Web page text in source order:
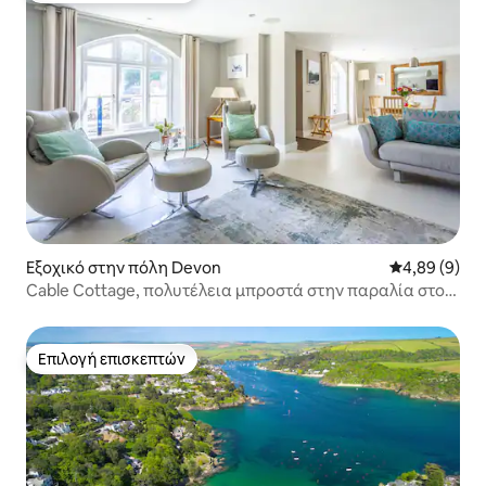
Εξοχικό στην πόλη Devon Μέση
4,89 (9)
Cable Cottage, πολυτέλεια μπροστά στην παραλία στο
Επιλογή επισκεπτών
Επιλογή επισκεπτών